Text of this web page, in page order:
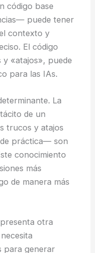
código base
puede tener
contexto y
El código
y «atajos», puede
para las IAs.
La
de un
trucos y atajos
práctica— son
conocimiento
más
de manera más
otra
para generar